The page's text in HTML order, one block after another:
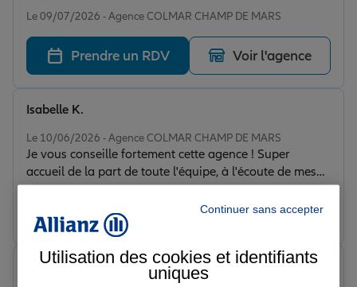
Retraite
Tous nos devis d'assurance
Le 09/07/2026 - Agence COLMAR CHAMP DE MARS
Prendre un RDV Voir l'agence
Le 10/06/2026 - Agence COLMAR CHAMP DE MARS
Je vous conseille fortement cette agence ! Super
accueil de la part de toute l'équipe, à l'écoute de mes
besoins et de superbes offre commerciale j'ai eu 2 mois
offert sur mon assurance auto et habitation. Allez y les
yeux fermés !😄
Isabelle K.
Prendre un RDV Voir l'agence
viktoria b.
Continuer sans accepter
Utilisation des cookies et identifiants
uniques